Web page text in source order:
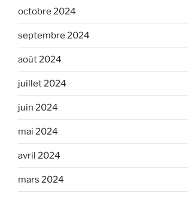
octobre 2024
septembre 2024
août 2024
juillet 2024
juin 2024
mai 2024
avril 2024
mars 2024